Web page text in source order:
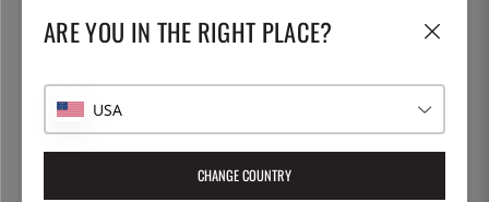
ARE YOU IN THE RIGHT PLACE?
USA
CHANGE COUNTRY